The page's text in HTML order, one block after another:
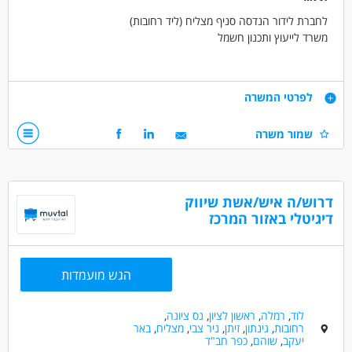
לחברת לידור הנדסה סניף מצליח (ליד רחובות)
משרד לייעוץ ותכנון חשמל
התפקיד כולל:
- עבודה מול לקוחות החברה
- מענה לטלפונים ומיילים
- הפקת חשבוניות שכ"ט ומעקב אחר תשלומים
דרישות
- ניסיון אדמיניסטרטיבי ממשרד קודם - חובה
- יחסי אנוש מעולים, אכפתיות ורצון לצמוח ולהתפתח
דרושים בתחום
אדמיניסטרציה ומזכירות - מנהל/ת משרד
אדמיניסטרציה ומזכירות - מנהל/ת אדמיניסטרטיבית
מעל שנתיים ניסיון
עבודה מיידית
משרה מלאה
משרה חלקית
לפרטי המשרה
שמור משרה
דרוש/ה איש/אשת שיווק
דיגיטלי באזור המרכז
הגש מועמדות
לוד, רמלה, ראשון לציון, נס ציונה,
רחובות, גינתון,זיתן, ניר צבי,מצליח,באר
יעקב,שוהם,כפר חב"ד